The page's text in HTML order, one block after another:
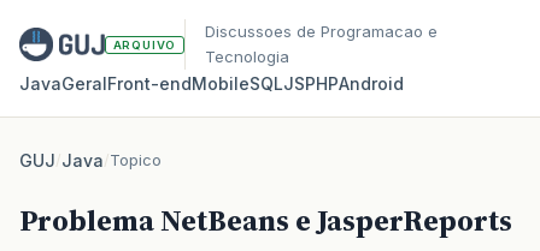
ARQUIVO
Discussoes de Programacao e
Tecnologia
JavaGeralFront‑endMobileSQLJSPHPAndroid
GUJ/Java/Topico
Problema NetBeans e JasperReports